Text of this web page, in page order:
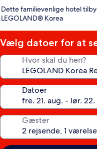
stjernet
overnatningssted
Dette familievenlige hotel
LEGOLAND® Korea
Vælg datoer for at
Hvor skal du hen?
Datoer
Gæster